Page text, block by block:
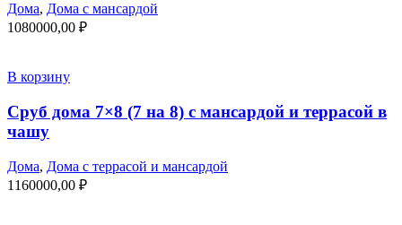
Дома, Дома с мансардой
1080000,00 ₽
В корзину
Сруб дома 7×8 (7 на 8) с мансардой и террасой в
чашу
Дома, Дома с террасой и мансардой
1160000,00 ₽